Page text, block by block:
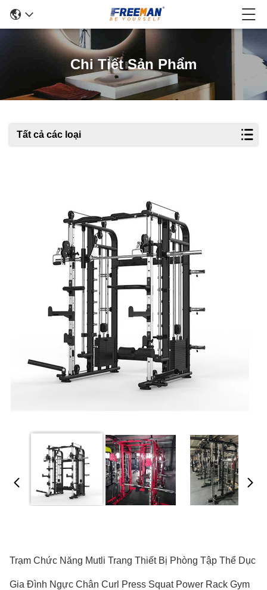
Chi Tiết Sản Phẩm
Tất cả các loại
Trạm Chức Năng Mutli Trang Thiết Bị Phòng Tập Thể Dục
Gia Đình Ngực Chân Curl Press Squat Power Rack Gym